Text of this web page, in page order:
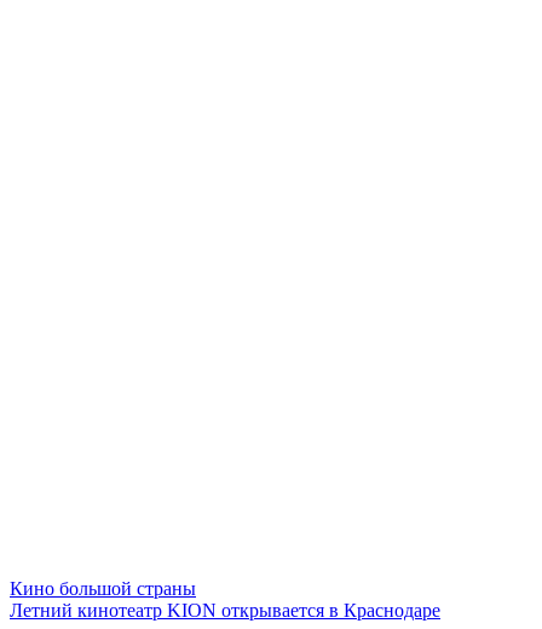
Кино большой страны
Летний кинотеатр KION открывается в Краснодаре